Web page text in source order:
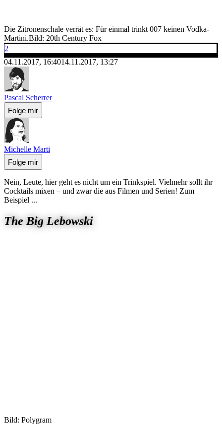
Die Zitronenschale verrät es: Für einmal trinkt 007 keinen Vodka-
Martini.Bild: 20th Century Fox
2
04.11.2017, 16:4014.11.2017, 13:27
Pascal Scherrer
Folge mir
Michelle Marti
Folge mir
Nein, Leute, hier geht es nicht um ein Trinkspiel. Vielmehr sollt ihr
Cocktails mixen – und zwar die aus Filmen und Serien! Zum
Beispiel ...
The Big Lebowski
Bild: Polygram